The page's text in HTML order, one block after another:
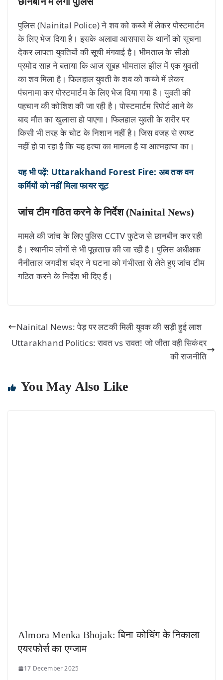
पुलिस (Nainital Police) ने शव को कब्जे में लेकर पोस्टमार्टम
के लिए भेज दिया है। इसके अलावा आसपास के थानों को सूचना
देकर लापता युवतियों की सूची मंगवाई है। भीमताल के सीओ
प्रमोद साह ने बताया कि आज सुबह भीमताल झील में एक युवती
का शव मिला है। फिलहाल युवती के शव को कब्जे में लेकर
पंचनामा कर पोस्टमार्टम के लिए भेज दिया गया है। युवती की
पहचान की कोशिश की जा रही है। पोस्टमार्टम रिपोर्ट आने के
बाद मौत का खुलासा हो पाएगा। फिलहाल युवती के शरीर पर
किसी भी तरह के चोट के निशान नहीं है। जिस वजह से स्पष्ट
नहीं हो पा रहा है कि यह हत्या का मामला है या आत्महत्या का।
यह भी पढ़ें: Uttarakhand Forest Fire: अब तक वन
कर्मियों को नहीं मिला फायर सूट
जांच टीम गठित करने के निर्देश (Nainital News)
मामले की जांच के लिए पुलिस CCTV फुटेज से छानबीन कर रही
है। स्थानीय लोगों से भी पूछताछ की जा रही है। पुलिस अधीक्षक
नैनीताल जगदीश चंद्र ने घटना को गंभीरता से लेते हुए जांच टीम
गठित करने के निर्देश भी दिए हैं।
Nainital News: पेड़ पर लटकी मिली युवक की सड़ी हुई लाश
Uttarakhand Politics: रावत vs रावत! जो जीता वही सिकंदर
की राजनीति
You May Also Like
Almora Menka Bhojak: बिना कोचिंग के निकाला
एयरफोर्स का एग्जाम
17 December 2025